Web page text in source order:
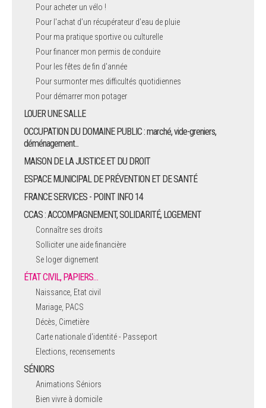
Pour acheter un vélo !
Pour l'achat d’un récupérateur d’eau de pluie
Pour ma pratique sportive ou culturelle
Pour financer mon permis de conduire
Pour les fêtes de fin d'année
Pour surmonter mes difficultés quotidiennes
Pour démarrer mon potager
LOUER UNE SALLE
OCCUPATION DU DOMAINE PUBLIC : marché, vide-greniers,
déménagement...
MAISON DE LA JUSTICE ET DU DROIT
ESPACE MUNICIPAL DE PRÉVENTION ET DE SANTÉ
FRANCE SERVICES - POINT INFO 14
CCAS : ACCOMPAGNEMENT, SOLIDARITÉ, LOGEMENT
Connaître ses droits
Solliciter une aide financière
Se loger dignement
ÉTAT CIVIL, PAPIERS…
Naissance, Etat civil
Mariage, PACS
Décès, Cimetière
Carte nationale d'identité - Passeport
Elections, recensements
SÉNIORS
Animations Séniors
Bien vivre à domicile